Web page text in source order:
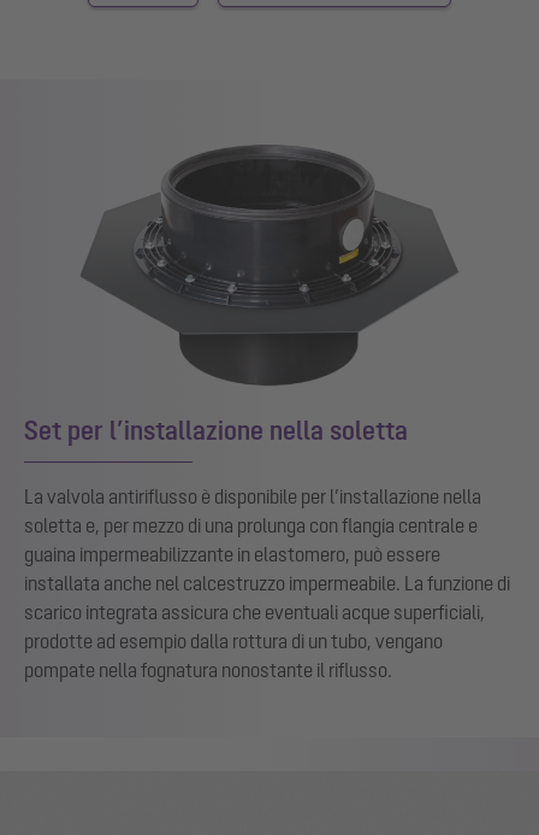
Set per l’installazione nella soletta
La valvola antiriflusso è disponibile per l’installazione nella
soletta e, per mezzo di una prolunga con flangia centrale e
guaina impermeabilizzante in elastomero, può essere
installata anche nel calcestruzzo impermeabile. La funzione di
scarico integrata assicura che eventuali acque superficiali,
prodotte ad esempio dalla rottura di un tubo, vengano
pompate nella fognatura nonostante il riflusso.